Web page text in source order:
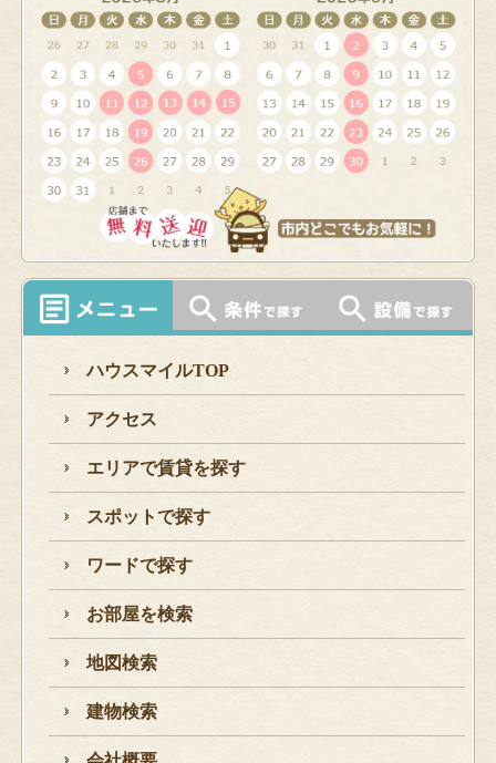
ハウスマイルTOP
アクセス
エリアで賃貸を探す
スポットで探す
ワードで探す
お部屋を検索
地図検索
建物検索